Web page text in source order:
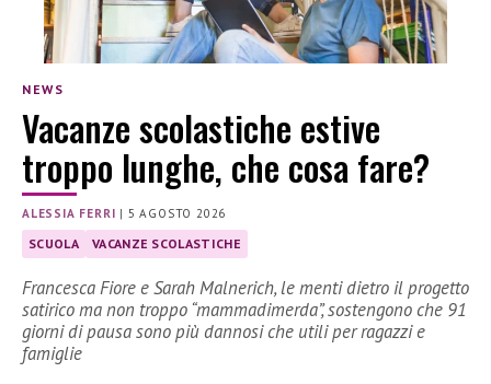
NEWS
Vacanze scolastiche estive
troppo lunghe, che cosa fare?
ALESSIA FERRI | 5 AGOSTO 2026
SCUOLA VACANZE SCOLASTICHE
Francesca Fiore e Sarah Malnerich, le menti dietro il progetto
satirico ma non troppo “mammadimerda”, sostengono che 91
giorni di pausa sono più dannosi che utili per ragazzi e
famiglie